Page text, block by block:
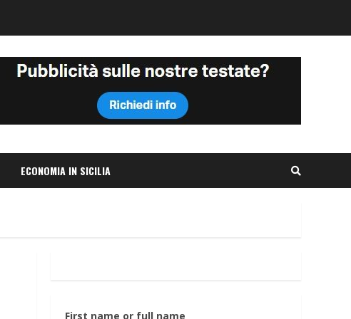
ECONOMIA IN SICILIA
First name or full name